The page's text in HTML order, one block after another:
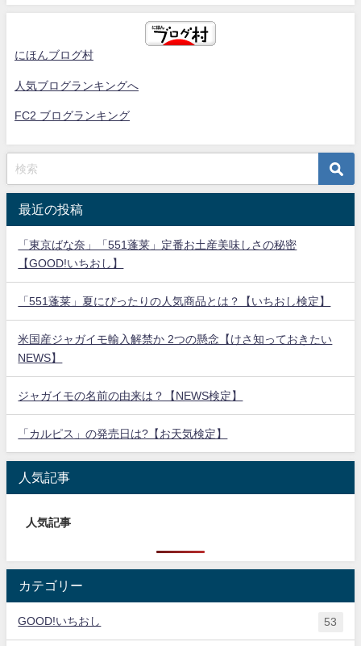
にほんブログ村
人気ブログランキングへ
FC2 ブログランキング
最近の投稿
「東京ばな奈」「551蓬莱」定番お土産美味しさの秘密
【GOOD!いちおし】
「551蓬莱」夏にぴったりの人気商品とは？【いちおし検定】
米国産ジャガイモ輸入解禁か 2つの懸念【けさ知っておきたい
NEWS】
ジャガイモの名前の由来は？【NEWS検定】
「カルピス」の発売日は?【お天気検定】
人気記事
人気記事
カテゴリー
GOOD!いちおし 53